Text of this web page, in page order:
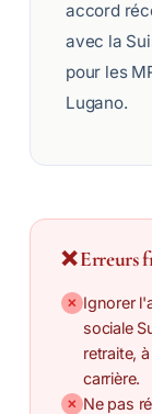
accord
avec la
pour les
Lugano.
❌ Erreurs
✕ Ignorer
sociale
retraite,
carrière.
✕ Ne pas